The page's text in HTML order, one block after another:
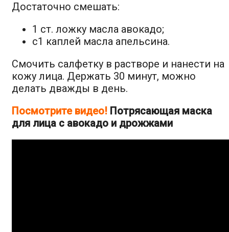
Достаточно смешать:
1 ст. ложку масла авокадо;
с1 каплей масла апельсина.
Смочить салфетку в растворе и нанести на
кожу лица. Держать 30 минут, можно
делать дважды в день.
Посмотрите видео! Потрясающая маска
для лица с авокадо и дрожжами